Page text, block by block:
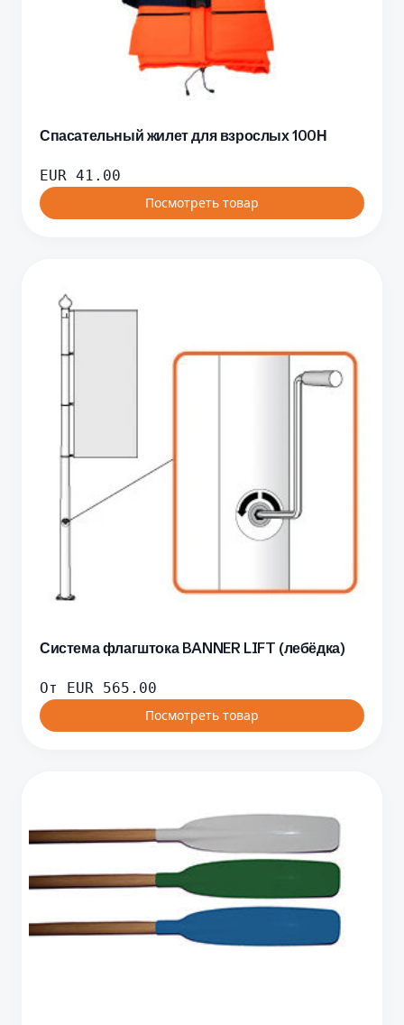
Спасательный жилет для взрослых 100Н
EUR 41.00
Посмотреть товар
Система флагштока BANNER LIFT (лебёдка)
От EUR
565.00
Посмотреть товар